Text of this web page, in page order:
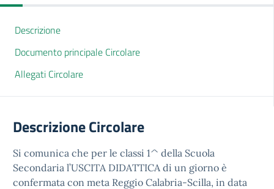
Descrizione
Documento principale Circolare
Allegati Circolare
Descrizione Circolare
Si comunica che per le classi 1^ della Scuola
Secondaria l’USCITA DIDATTICA di un giorno è
confermata con meta Reggio Calabria-Scilla, in data